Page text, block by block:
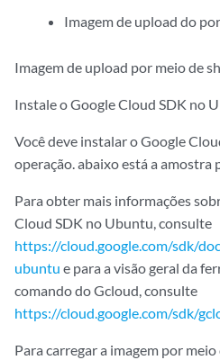
Imagem de upload do
Imagem de upload por meio de
Instale o Google Cloud SDK no
Você deve instalar o Google
operação. abaixo está a
Para obter mais informações
Cloud SDK no Ubuntu, consulte
https://cloud.google.com/sdk/
ubuntu e para a visão geral da
comando do Gcloud, consulte
https://cloud.google.com/sdk/
Para carregar a imagem por meio